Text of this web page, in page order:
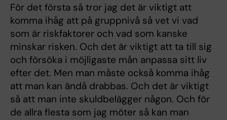
För det första så tror jag det är viktigt att
komma ihåg att på gruppnivå så vet vi vad
som är riskfaktorer och vad som kanske
minskar risken. Och det är viktigt att ta till sig
och försöka i möjligaste mån anpassa sitt liv
efter det. Men man måste också komma ihåg
att man kan ändå drabbas. Och det är viktigt
så att man inte skuldbelägger någon. Och för
de allra flesta som jag möter så kan man